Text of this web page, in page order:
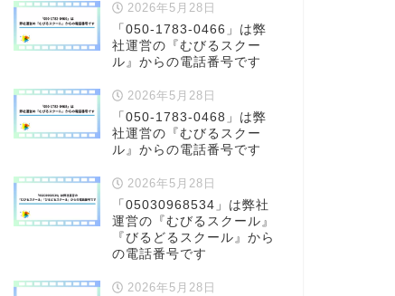
2026年5月28日
「050-1783-0466」は弊
社運営の『むびるスクー
ル』からの電話番号です
2026年5月28日
「050-1783-0468」は弊
社運営の『むびるスクー
ル』からの電話番号です
2026年5月28日
「05030968534」は弊社
運営の『むびるスクール』
『びるどるスクール』から
の電話番号です
2026年5月28日